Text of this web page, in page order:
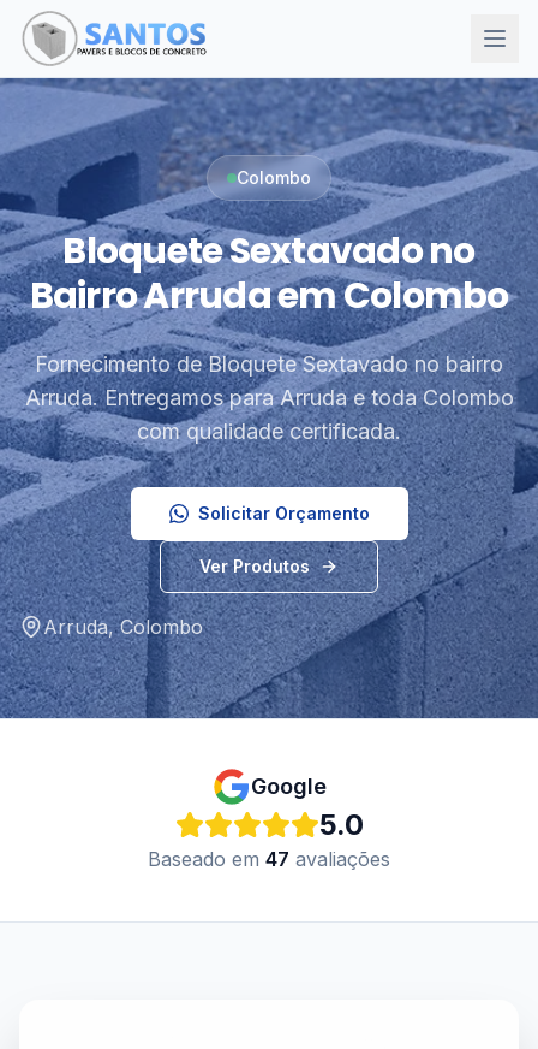
Colombo
Bloquete Sextavado no
Bairro Arruda em Colombo
Fornecimento de Bloquete Sextavado no bairro
Arruda. Entregamos para Arruda e toda Colombo
com qualidade certificada.
Solicitar Orçamento
Ver Produtos
Arruda,Colombo
Google
5.0
Baseado em 47 avaliações